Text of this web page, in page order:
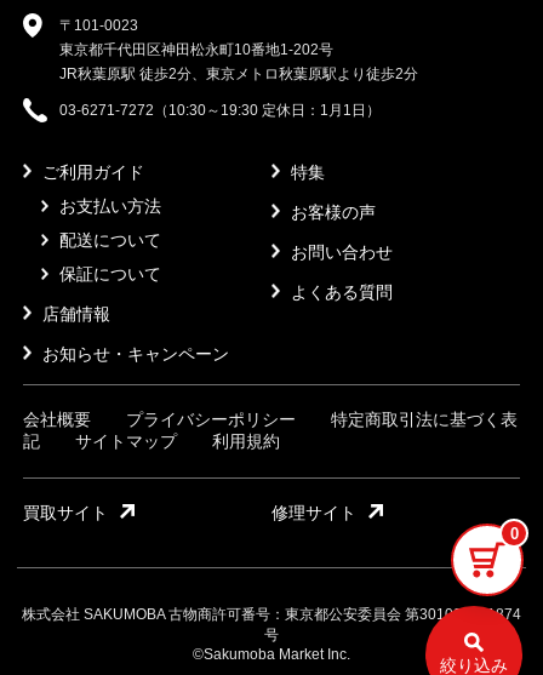
0
絞り込み
〒101-0023
東京都千代田区神田松永町10番地1-202号
JR秋葉原駅 徒歩2分、東京メトロ秋葉原駅より徒歩2分
03-6271-7272（10:30～19:30 定休日：1月1日）
ご利用ガイド
お支払い方法
配送について
保証について
店舗情報
お知らせ・キャンペーン
特集
お客様の声
お問い合わせ
よくある質問
会社概要 プライバシーポリシー
特定商取引法に基づく表
記
サイトマップ 利用規約
買取サイト 修理サイト
株式会社 SAKUMOBA 古物商許可番号：東京都公安委員会 第301032121874
号
©Sakumoba Market Inc.